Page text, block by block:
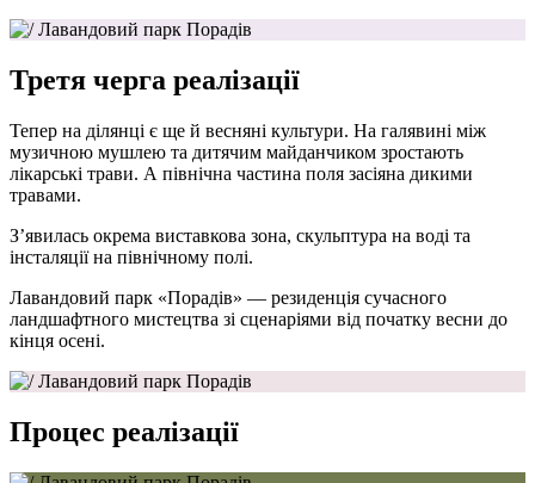
Третя черга реалізації
Тепер на ділянці є ще й весняні культури. На галявині між
музичною мушлею та дитячим майданчиком зростають
лікарські трави. А північна частина поля засіяна дикими
травами.
З’явилась окрема виставкова зона, скульптура на воді та
інсталяції на північному полі.
Лавандовий парк «Порадів» — резиденція сучасного
ландшафтного мистецтва зі сценаріями від початку весни до
кінця осені.
Процес реалізації